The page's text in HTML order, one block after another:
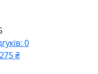
0
₴